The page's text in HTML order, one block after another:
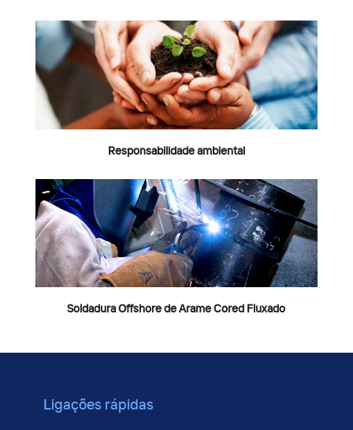
Responsabilidade ambiental
Soldadura Offshore de Arame Cored Fluxado
Ligações rápidas